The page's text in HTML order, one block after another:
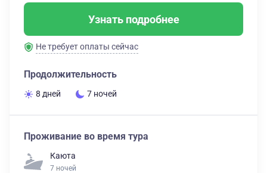
Узнать подробнее
Не требует оплаты сейчас
Продолжительность
8 дней 7 ночей
Проживание во время тура
Каюта
7 ночей